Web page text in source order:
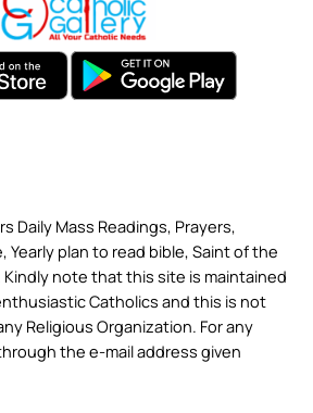
Daily Mass Readings, Prayers,
Yearly plan to read bible, Saint of the
Kindly note that this site is maintained
Catholics and this is not
Religious Organization. For any
the e-mail address given